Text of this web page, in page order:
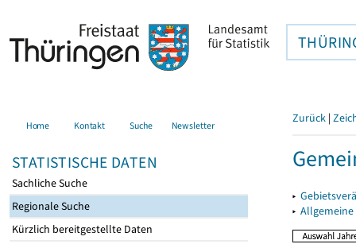
Home Kontakt Suche Newsletter
STATISTISCHE DATEN
Sachliche Suche
Regionale Suche
Kürzlich bereitgestellte Daten
Zurück |
▸
▸